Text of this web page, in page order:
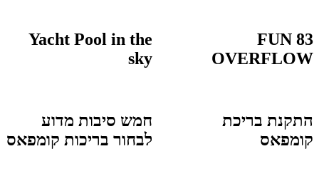
FUN 83
OVERFLOW
Yacht Pool in the
sky
התקנת בריכת
קומפאס
חמש סיבות מדוע
לבחור בריכות קומפאס